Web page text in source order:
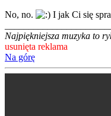
No, no.
I jak Ci się
Najpiękniejsza muzyka to
usunięta reklama
Na górę